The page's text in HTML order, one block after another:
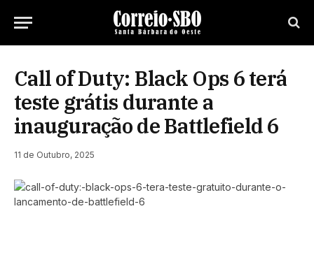
Call of Duty: Black Ops 6 terá
teste grátis durante a
inauguração de Battlefield 6
11 de Outubro, 2025